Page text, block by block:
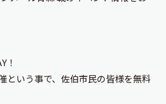
！
という事で、佐伯市民の皆様を無料